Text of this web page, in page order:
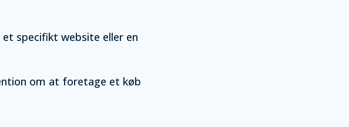
specifikt website eller en
om at foretage et køb